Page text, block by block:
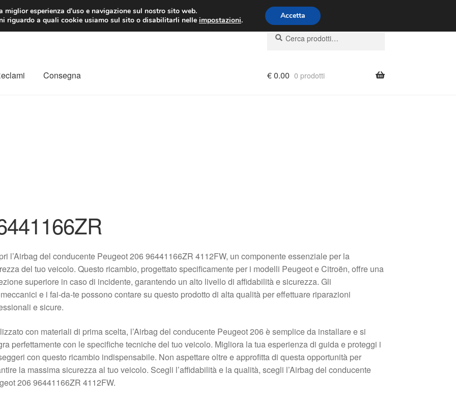
EUR Lun-Ven 9:00 - 16:00 800 580 290
Cerca:
Cerca
Consegna €0.00 0 prodotti
l’Airbag del conducente Peugeot 206 96441166ZR 4112FW, un componente essenziale per la
del tuo veicolo. Questo ricambio, progettato specificamente per i modelli Peugeot e Citroën, offre una
superiore in caso di incidente, garantendo un alto livello di affidabilità e sicurezza. Gli
e i fai-da-te possono contare su questo prodotto di alta qualità per effettuare riparazioni
e sicure.
con materiali di prima scelta, l’Airbag del conducente Peugeot 206 è semplice da installare e si
perfettamente con le specifiche tecniche del tuo veicolo. Migliora la tua esperienza di guida e proteggi i
con questo ricambio indispensabile. Non aspettare oltre e approfitta di questa opportunità per
la massima sicurezza al tuo veicolo. Scegli l’affidabilità e la qualità, scegli l’Airbag del conducente
206 96441166ZR 4112FW.
esperienza d'uso e navigazione sul nostro sito web.
riguardo a quali cookie usiamo sul sito o disabilitarli nelle impostazioni. Accetta